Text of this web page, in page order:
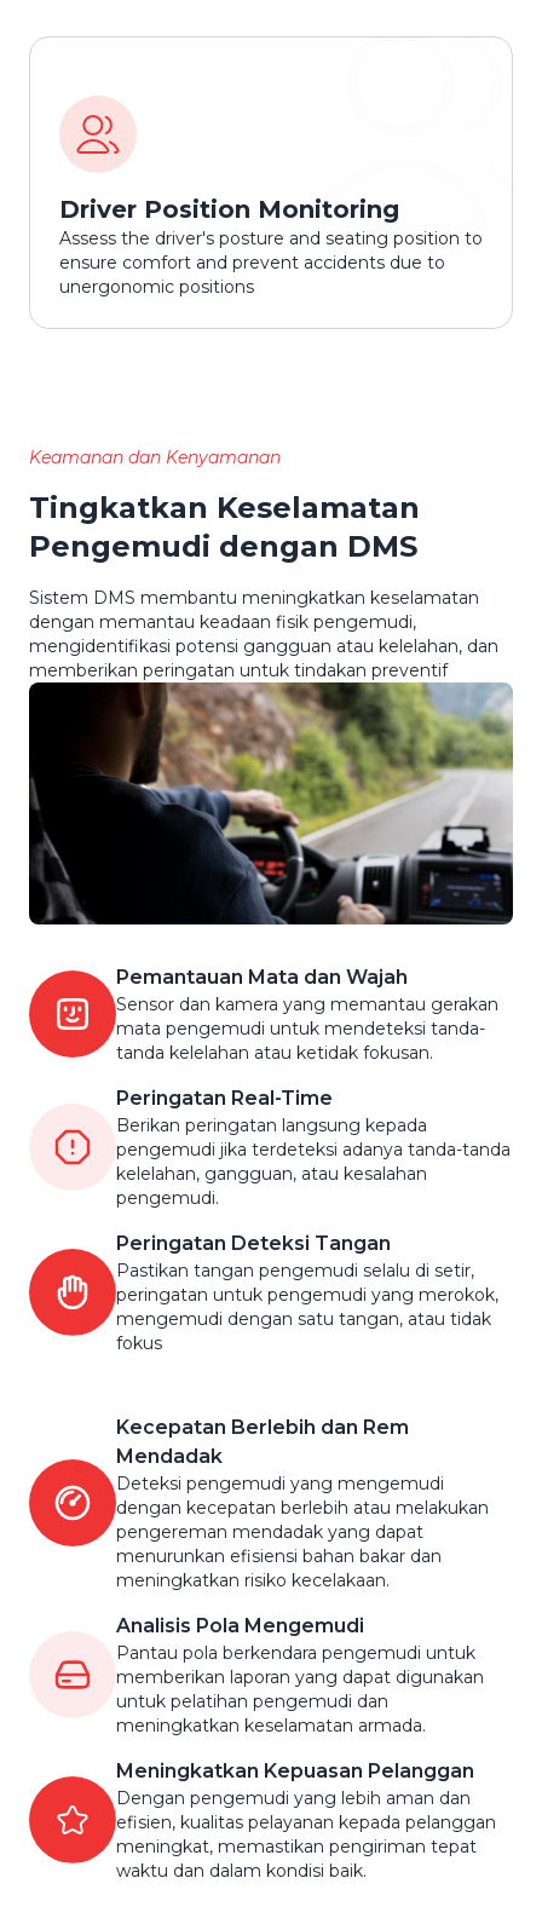
Driver Position Monitoring
Assess the driver's posture and seating position to
ensure comfort and prevent accidents due to
unergonomic positions
Keamanan dan Kenyamanan
Tingkatkan Keselamatan
Pengemudi dengan DMS
Sistem DMS membantu meningkatkan keselamatan
dengan memantau keadaan fisik pengemudi,
mengidentifikasi potensi gangguan atau kelelahan, dan
memberikan peringatan untuk tindakan preventif
Pemantauan Mata dan Wajah
Sensor dan kamera yang memantau gerakan
mata pengemudi untuk mendeteksi tanda-
tanda kelelahan atau ketidak fokusan.
Peringatan Real-Time
Berikan peringatan langsung kepada
pengemudi jika terdeteksi adanya tanda-tanda
kelelahan, gangguan, atau kesalahan
pengemudi.
Peringatan Deteksi Tangan
Pastikan tangan pengemudi selalu di setir,
peringatan untuk pengemudi yang merokok,
mengemudi dengan satu tangan, atau tidak
fokus
Kecepatan Berlebih dan Rem
Mendadak
Deteksi pengemudi yang mengemudi
dengan kecepatan berlebih atau melakukan
pengereman mendadak yang dapat
menurunkan efisiensi bahan bakar dan
meningkatkan risiko kecelakaan.
Analisis Pola Mengemudi
Pantau pola berkendara pengemudi untuk
memberikan laporan yang dapat digunakan
untuk pelatihan pengemudi dan
meningkatkan keselamatan armada.
Meningkatkan Kepuasan Pelanggan
Dengan pengemudi yang lebih aman dan
efisien, kualitas pelayanan kepada pelanggan
meningkat, memastikan pengiriman tepat
waktu dan dalam kondisi baik.